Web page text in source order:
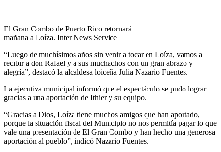
El Gran Combo de Puerto Rico retornará
mañana a Loíza. Inter News Service
“Luego de muchísimos años sin venir a tocar en Loíza, vamos a
recibir a don Rafael y a sus muchachos con un gran abrazo y
alegría”, destacó la alcaldesa loiceña Julia Nazario Fuentes.
La ejecutiva municipal informó que el espectáculo se pudo lograr
gracias a una aportación de Ithier y su equipo.
“Gracias a Dios, Loíza tiene muchos amigos que han aportado,
porque la situación fiscal del Municipio no nos permitía pagar lo que
vale una presentación de El Gran Combo y han hecho una generosa
aportación al pueblo”, indicó Nazario Fuentes.